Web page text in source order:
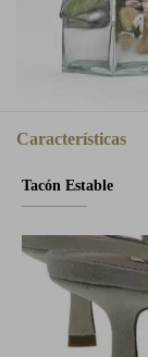
Características
Tacón Estable